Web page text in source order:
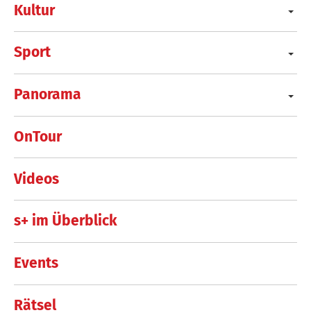
Kultur
Sport
Panorama
OnTour
Videos
s+ im Überblick
Events
Rätsel